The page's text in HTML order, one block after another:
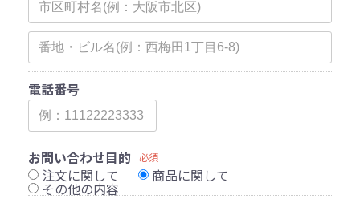
電話番号
お問い合わせ目的 必須
注文に関して 商品に関して
その他の内容